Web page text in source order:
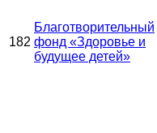
182
Благотворительный
фонд «Здоровье и
будущее детей»